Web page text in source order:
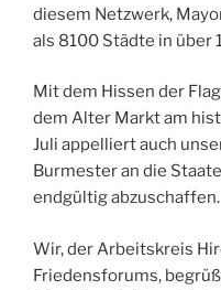
diesem Netzwerk,
als 8100 Städte in über
Mit dem Hissen der
dem Alter Markt am
Juli appelliert auch
Burmester an die
endgültig abzuschaffen.
Wir, der Arbeitskreis
Friedensforums,